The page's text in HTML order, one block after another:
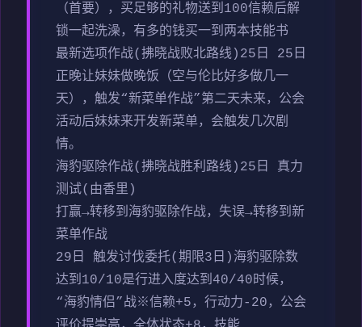
（首要），买足够的礼物送到100信赖后解
锁一起洗澡，有多的钱买一到两本技能书
最新选项作战(拂晓战败北路线)25日 25日
正晚让妹妹做晚饭（空与伦比好多做几一
天），触发“新菜单作战”第二天未来，公会
活动后妹妹来开发新菜单，会触发几次剧
情。
海豹驱除作战(拂晓战胜利路线)25日 真力
测试(由香里)
打赢→转移到海豹驱除作战，失误→转移到新
菜单作战
29日 触发讨伐委托(期限3日)海豹驱除数
达到10/10是行进入度达到40/40时候，
“海豹情侣”战※信赖+5，行动力-20，公会